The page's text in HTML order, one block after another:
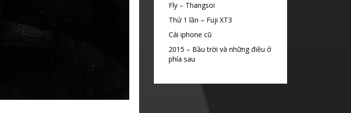
Fly – Thangsoi
Thử 1 lần – Fuji XT3
Cái iphone cũ
2015 – Bầu trời và những điều ở
phía sau